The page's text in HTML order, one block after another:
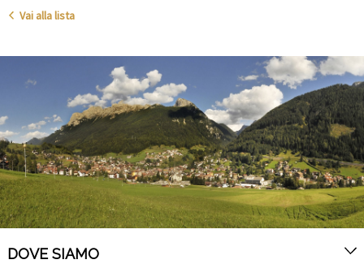
Vai alla lista
DOVE SIAMO